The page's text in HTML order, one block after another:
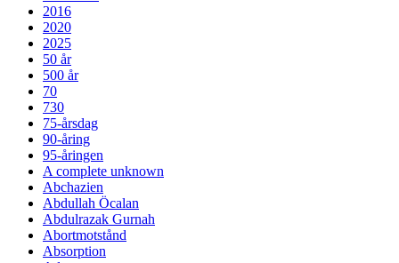
2016
2020
2025
50 år
500 år
70
730
75-årsdag
90-åring
95-åringen
A complete unknown
Abchazien
Abdullah Öcalan
Abdulrazak Gurnah
Abortmotstånd
Absorption